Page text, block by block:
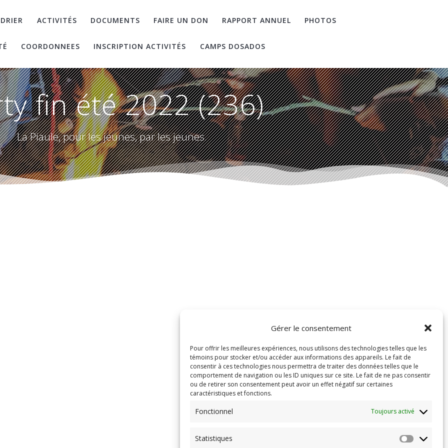
Gérer le consentement
Pour offrir les meilleures expériences, nous utilisons des technologies telles que les
témoins pour stocker et/ou accéder aux informations des appareils. Le fait de
consentir à ces technologies nous permettra de traiter des données telles que le
comportement de navigation ou les ID uniques sur ce site. Le fait de ne pas consentir
ou de retirer son consentement peut avoir un effet négatif sur certaines
caractéristiques et fonctions.
Fonctionnel Toujours activé
Statistiques
ACTIVITÉS DOCUMENTS FAIRE UN DON RAPPORT ANNUEL PHOTOS
COORDONNEES INSCRIPTION ACTIVITÉS CAMPS DOSADOS
fin été 2022 (236)
La Piaule, pour les jeunes, par les jeunes.